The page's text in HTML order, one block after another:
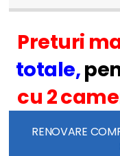
Preturi
totale,
cu 2
RENOVARE